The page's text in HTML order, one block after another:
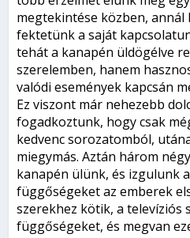
megtekintése közben,
fektetünk a saját
tehát a kanapén üldögélve
szerelemben, hanem
valódi események kapcsán
Ez viszont már nehezebb
fogadkoztunk, hogy csak
kedvenc sorozatomból,
miegymás. Aztán három
kanapén ülünk, és izgulunk
függőségeket az emberek
szerekhez kötik, a
függőségeket, és megvan